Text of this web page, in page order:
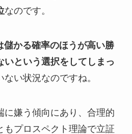
なのです。
儲かる確率のほうが高い勝
いという選択をしてしまっ
ない状況なのですね。
に嫌う傾向にあり、合理的
もプロスペクト理論で立証